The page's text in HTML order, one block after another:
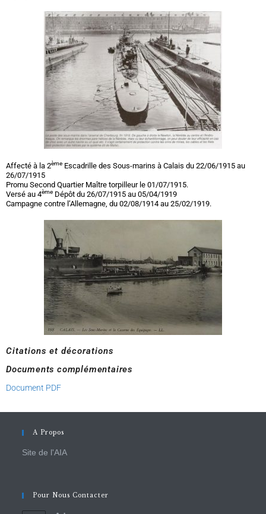
Affecté à la 2ème Escadrille des Sous-marins à Calais du 22/06/1915 au
26/07/1915
Promu Second Quartier Maître torpilleur le 01/07/1915.
Versé au 4ème Dépôt du 26/07/1915 au 05/04/1919
Campagne contre l’Allemagne, du 02/08/1914 au 25/02/1919.
Citations et décorations
Documents complémentaires
Document PDF
A Propos
Site de l'AIA
Pour Nous Contacter